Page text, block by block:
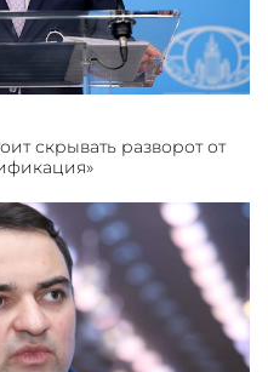
скрывать разворот от